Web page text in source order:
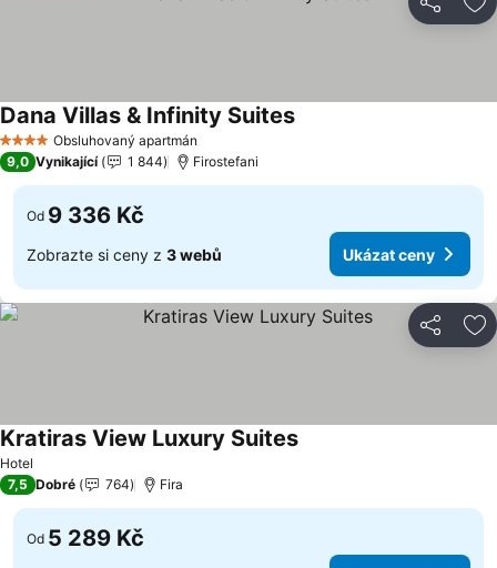
Sdílet
4 Počet hvězdiček
Obsluhovaný apartmán
Dana Villas & Infinity SuitesUkázat ceny
9,0 Vynikající 1 844 Firostefani
Od 9 336 Kč
Zobrazte si ceny z 3 webů Ukázat ceny
Sdílet
Hotel
Kratiras View Luxury SuitesUkázat ceny
7,5 Dobré 764 Fira
Od 5 289 Kč